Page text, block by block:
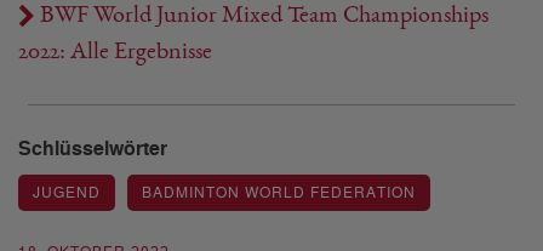
BWF World Junior Mixed Team Championships
2022: Alle Ergebnisse
Schlüsselwörter
JUGEND BADMINTON WORLD FEDERATION